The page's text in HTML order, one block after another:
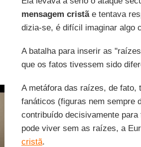
mensagem cristãe tentava
dizia-se, é difícil imaginar algo
A batalha para inserir as
que os fatos tivessem sido
A metáfora das raízes, de
fanáticos (figuras nem sempre
contribuído decisivamente para
pode viver sem as raízes, a
cristã.